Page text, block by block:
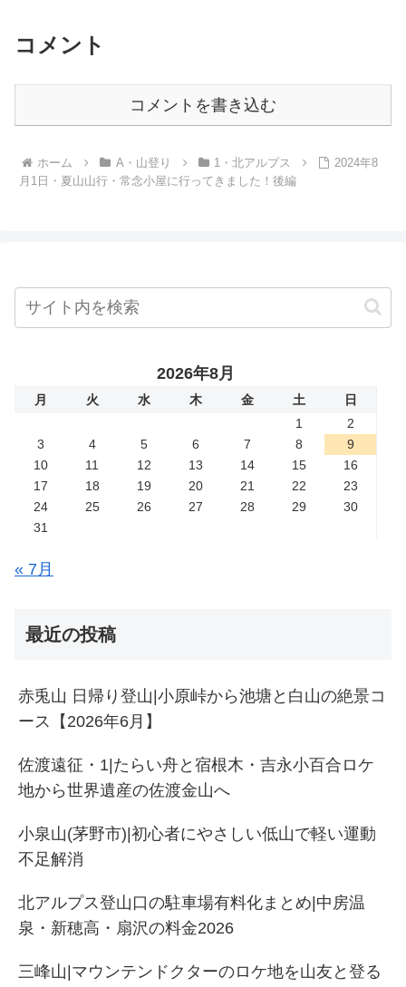
コメント
コメントを書き込む
ホーム A・山登り 1・北アルプス
2024年8
月1日・夏山山行・常念小屋に行ってきました！後編
2026年8月
月 火 水 木 金 土
日
1
2
3
4 5 6 7 8
9
10
11 12 13 14 15
16
17
18 19 20 21 22
23
24
25 26 27 28 29
30
31
« 7月
最近の投稿
赤兎山 日帰り登山|小原峠から池塘と白山の絶景コ
ース【2026年6月】
佐渡遠征・1|たらい舟と宿根木・吉永小百合ロケ
地から世界遺産の佐渡金山へ
小泉山(茅野市)|初心者にやさしい低山で軽い運動
不足解消
北アルプス登山口の駐車場有料化まとめ|中房温
泉・新穂高・扇沢の料金2026
三峰山|マウンテンドクターのロケ地を山友と登る